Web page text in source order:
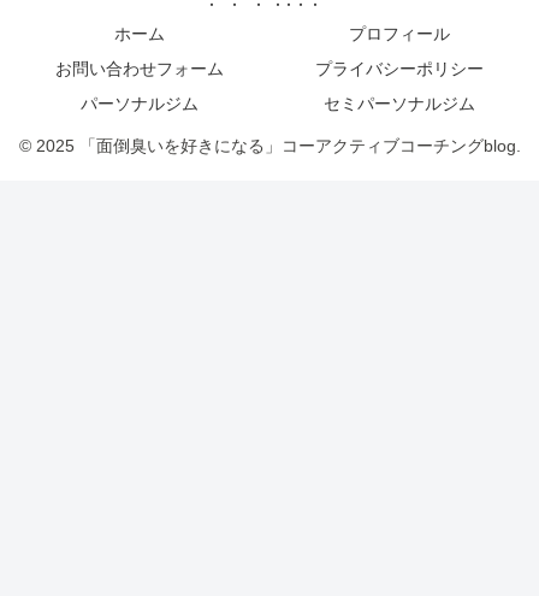
ホーム
プロフィール
お問い合わせフォーム
プライバシーポリシー
パーソナルジム
セミパーソナルジム
© 2025 「面倒臭いを好きになる」コーアクティブコーチングblog.